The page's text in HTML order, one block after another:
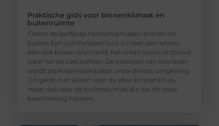
Praktische gids voor binnenklimaat en
buitenruimte
Creëer de perfecte harmonie tussen binnen en
buiten Een comfortabel huis is meer dan alleen
een dak boven ons hoofd; het is een toevluchtsoord
waar we tot rust komen. De kwaliteit van ons leven
wordt sterk beïnvloed door onze directe omgeving.
Dit geldt niet alleen voor de sfeer binnenshuis,
maar ook voor de buitenruimte die we tot onze
beschikking hebben,